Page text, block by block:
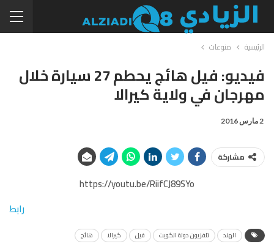
الرئيسية منوعات
فيديو: فيل هائج يحطم 27 سيارة خلال
مهرجان في ولاية كيرالا
2 مارس 2016
مشاركة
https://youtu.be/RiifCJ89SYo
رابط
الهند تلفزيون دولة الكويت فيل كيرالا هائج